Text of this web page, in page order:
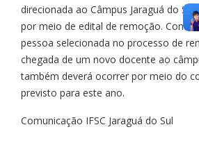
direcionada ao Câmpus Jaraguá do
por meio de edital de remoção.
pessoa selecionada no processo de
chegada de um novo docente ao
também deverá ocorrer por meio do
previsto para este ano.
Comunicação IFSC Jaraguá do Sul